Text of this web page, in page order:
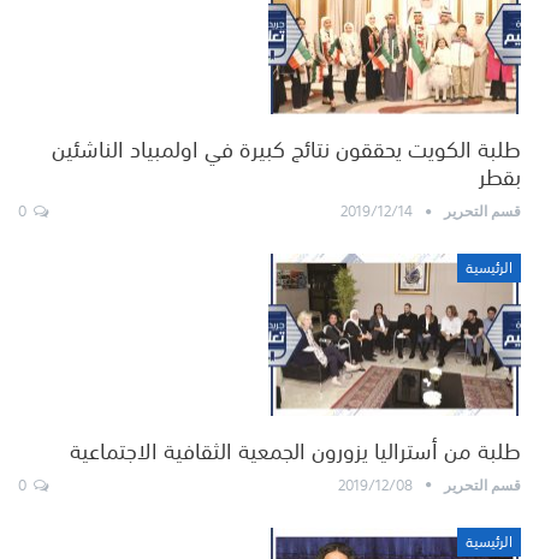
طلبة الكويت يحققون نتائج كبيرة في اولمبياد الناشئين
بقطر
قسم التحرير 2019/12/14
الرئيسية
طلبة من أستراليا يزورون الجمعية الثقافية الاجتماعية
قسم التحرير 2019/12/08
الرئيسية